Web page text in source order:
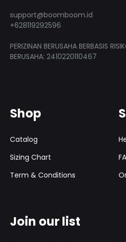
support@boomboom.id
+628119292596
PERIZINAN BERUSAHA BERBASIS
BERUSAHA: 2410220110467
Shop
Catalog
Sizing Chart
Term & Conditions
Join our list